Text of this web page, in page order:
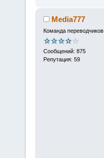
Media777
Команда переводчиков
Сообщений: 875
Репутация: 59